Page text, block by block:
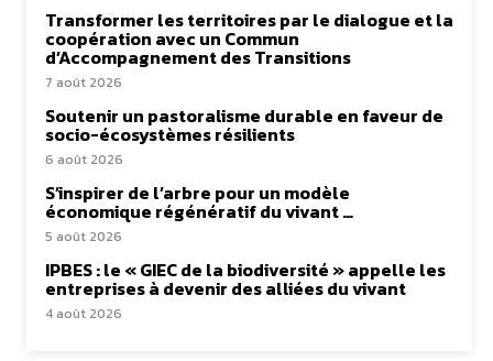
Transformer les territoires par le dialogue et la
coopération avec un Commun
d’Accompagnement des Transitions
7 août 2026
Soutenir un pastoralisme durable en faveur de
socio-écosystèmes résilients
6 août 2026
S’inspirer de l’arbre pour un modèle
économique régénératif du vivant …
5 août 2026
IPBES : le « GIEC de la biodiversité » appelle les
entreprises à devenir des alliées du vivant
4 août 2026